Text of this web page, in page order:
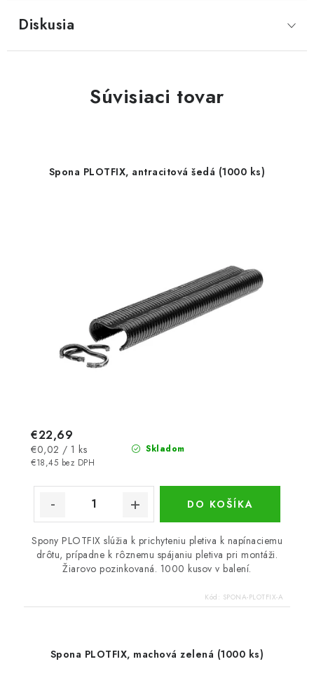
Diskusia
Súvisiaci tovar
Spona PLOTFIX, antracitová šedá (1000 ks)
Skladom
€18,45 bez DPH
€22,69
Jednotková
cena:
€0,02 / 1 ks
DO KOŠÍKA
Spony PLOTFIX slúžia k prichyteniu pletiva k napínaciemu
drôtu, prípadne k rôznemu spájaniu pletiva pri montáži.
Žiarovo pozinkovaná. 1000 kusov v balení.
Kód: SPONA-PLOTFIX-A
Spona PLOTFIX, machová zelená (1000 ks)